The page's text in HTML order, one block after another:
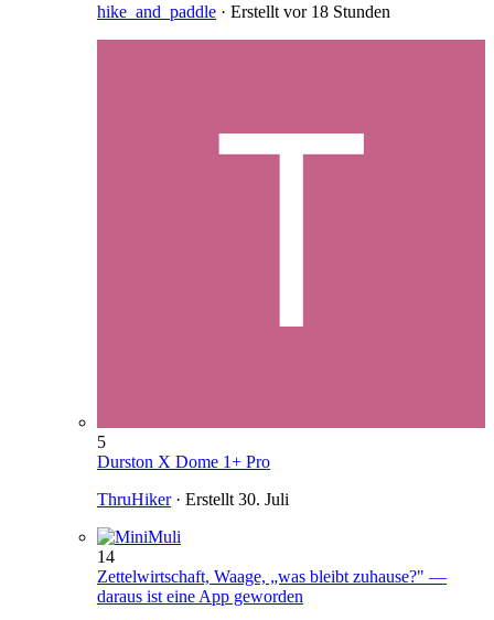
hike_and_paddle · Erstellt vor 18 Stunden
5
Durston X Dome 1+ Pro
ThruHiker· Erstellt 30. Juli
14
Zettelwirtschaft, Waage, „was bleibt zuhause?" —
daraus ist eine App geworden